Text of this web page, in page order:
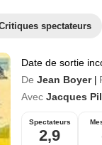
spectateurs
Date de sortie
De Jean Boyer
Avec Jacques
Spectateurs
2,9